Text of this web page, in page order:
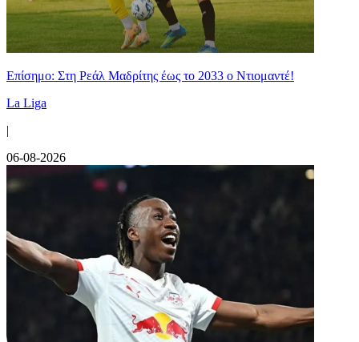
Επίσημο: Στη Ρεάλ Μαδρίτης έως το 2033 ο Ντιομαντέ!
La Liga
|
06-08-2026